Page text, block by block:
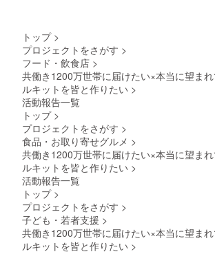
トップ >
プロジェクトをさがす >
フード・飲食店 >
共働き1200万世帯に届けたい×本当に望ま
ルキットを皆と作りたい >
活動報告一覧
トップ >
プロジェクトをさがす >
食品・お取り寄せグルメ >
共働き1200万世帯に届けたい×本当に望ま
ルキットを皆と作りたい >
活動報告一覧
トップ >
プロジェクトをさがす >
子ども・若者支援 >
共働き1200万世帯に届けたい×本当に望ま
ルキットを皆と作りたい >